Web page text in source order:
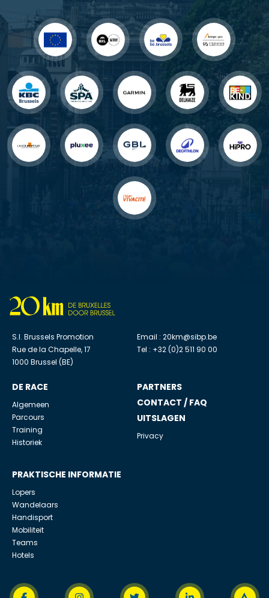
S.I. Brussels Promotion
Rue de la Chapelle, 17
1000 Brussel (BE)
Email : 20km@sibp.be
Tel : +32 (0)2 511 90 00
DE RACE
Algemeen
Parcours
Training
Historiek
PRAKTISCHE INFORMATIE
Lopers
Wandelaars
Handisport
Mobiliteit
Teams
Hotels
PARTNERS
CONTACT / FAQ
UITSLAGEN
Privacy